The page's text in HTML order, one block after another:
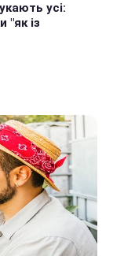
усі:
"як із